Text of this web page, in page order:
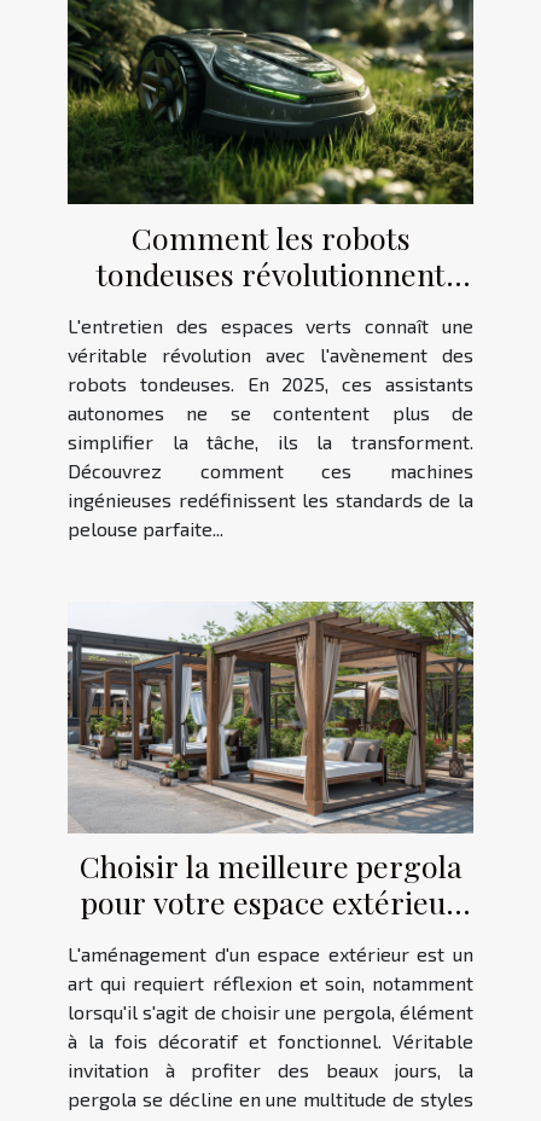
Comment les robots
tondeuses révolutionnent
l'entretien des jardins en 2025
L'entretien des espaces verts connaît une
véritable révolution avec l'avènement des
robots tondeuses. En 2025, ces assistants
autonomes ne se contentent plus de
simplifier la tâche, ils la transforment.
Découvrez comment ces machines
ingénieuses redéfinissent les standards de la
pelouse parfaite...
Choisir la meilleure pergola
pour votre espace extérieur
critères et styles
L'aménagement d'un espace extérieur est un
art qui requiert réflexion et soin, notamment
lorsqu'il s'agit de choisir une pergola, élément
à la fois décoratif et fonctionnel. Véritable
invitation à profiter des beaux jours, la
pergola se décline en une multitude de styles